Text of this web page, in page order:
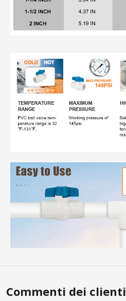
Commenti dei clienti